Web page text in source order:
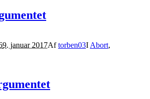
9. januar 2017Aftorben03I Abort,